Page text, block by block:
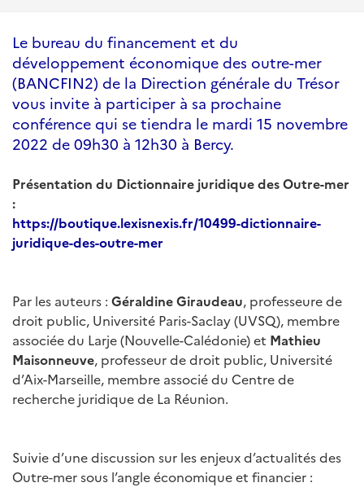
Le bureau du financement et du
développement économique des outre-mer
(BANCFIN2) de la Direction générale du Trésor
vous invite à participer à sa prochaine
conférence qui se tiendra le mardi 15 novembre
2022 de 09h30 à 12h30 à Bercy.
Présentation du Dictionnaire juridique des Outre-mer
:
https://boutique.lexisnexis.fr/10499-dictionnaire-
juridique-des-outre-mer
Par les auteurs : Géraldine Giraudeau, professeure de
droit public, Université Paris-Saclay (UVSQ), membre
associée du Larje (Nouvelle-Calédonie) et Mathieu
Maisonneuve, professeur de droit public, Université
d’Aix-Marseille, membre associé du Centre de
recherche juridique de La Réunion.
Suivie d’une discussion sur les enjeux d’actualités des
Outre-mer sous l’angle économique et financier :